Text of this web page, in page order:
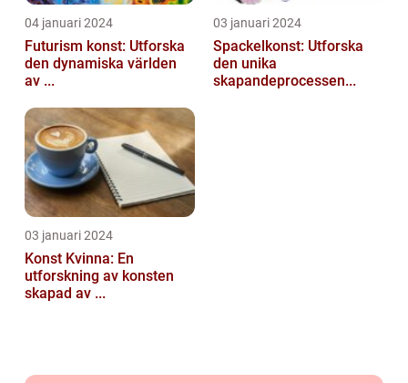
04 januari 2024
Futurism konst: Utforska
den dynamiska världen
av ...
03 januari 2024
Spackelkonst: Utforska
den unika
skapandeprocessen...
03 januari 2024
Konst Kvinna: En
utforskning av konsten
skapad av ...